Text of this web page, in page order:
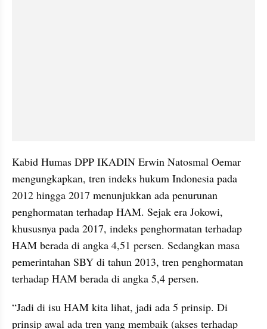
Kabid Humas DPP IKADIN Erwin Natosmal Oemar
mengungkapkan, tren indeks hukum Indonesia pada
2012 hingga 2017 menunjukkan ada penurunan
penghormatan terhadap HAM. Sejak era Jokowi,
khususnya pada 2017, indeks penghormatan terhadap
HAM berada di angka 4,51 persen. Sedangkan masa
pemerintahan SBY di tahun 2013, tren penghormatan
terhadap HAM berada di angka 5,4 persen.
“Jadi di isu HAM kita lihat, jadi ada 5 prinsip. Di
prinsip awal ada tren yang membaik (akses terhadap